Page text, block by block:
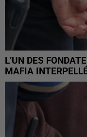
L’UN DES
MAFIA